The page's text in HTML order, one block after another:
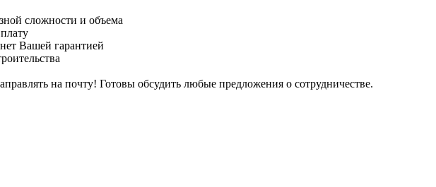
сложности и объема
Вашей гарантией
на почту! Готовы обсудить любые предложения о сотрудничестве.